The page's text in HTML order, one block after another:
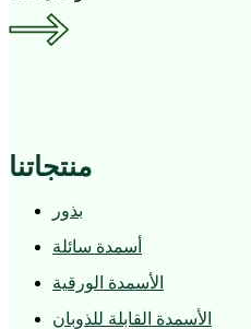
منتجاتنا
بذور
أسمدة سائلة
الأسمدة الورقية
الأسمدة القابلة للذوبان